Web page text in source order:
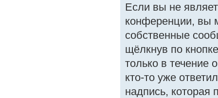
Если вы не
конференции, вы
собственные
щёлкнув по
только в течение
кто-то уже
надпись, которая